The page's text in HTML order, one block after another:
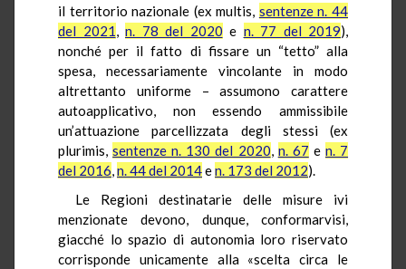
il territorio nazionale (ex multis, sentenze n. 44
del 2021, n. 78 del 2020 e n. 77 del 2019),
nonché per il fatto di fissare un “tetto” alla
spesa, necessariamente vincolante in modo
altrettanto uniforme – assumono carattere
autoapplicativo, non essendo ammissibile
un’attuazione parcellizzata degli stessi (ex
plurimis,sentenze n. 130 del 2020, n. 67 e n. 7
del 2016,n. 44 del 2014en. 173 del 2012).
Le Regioni destinatarie delle misure ivi
menzionate devono, dunque, conformarvisi,
giacché lo spazio di autonomia loro riservato
corrisponde unicamente alla «scelta circa le